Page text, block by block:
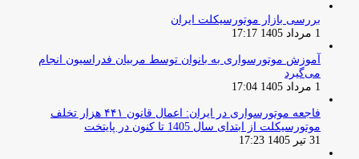
بررسی بازار موتورسیکلت ایران
1 مرداد 1405 17:17
آموزش موتورسواری به بانوان توسط مربیان فدراسیون انجام
می‌گیرد
1 مرداد 1405 17:04
فاجعه موتورسواری در ایران: اعمال قانون ۴۴۱ هزار تخلف
موتورسیکلت از ابتدای سال 1405 تا کنون در پایتخت
31 تیر 1405 17:23